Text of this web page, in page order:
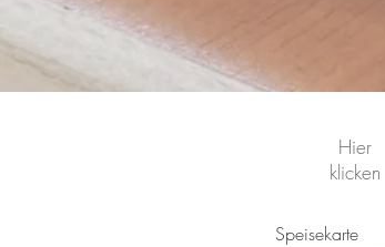
Speisekarte
Hier
klicken